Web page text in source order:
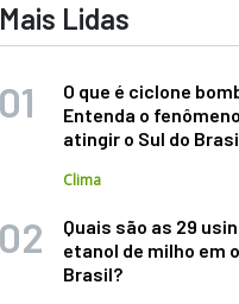
Mais Lidas
O que é ciclone
Entenda o
atingir o Sul do
Clima
Quais são as 29
etanol de milho em
Brasil?